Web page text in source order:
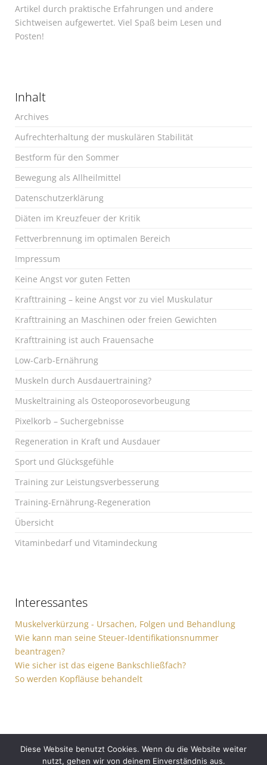
Artikel durch praktische Erfahrungen und andere
Sichtweisen aufgewertet. Viel Spaß beim Lesen und
Posten!
Inhalt
Archives
Aufrechterhaltung der muskulären Stabilität
Bestform für den Sommer
Bewegung als Allheilmittel
Datenschutzerklärung
Diäten im Kreuzfeuer der Kritik
Fettverbrennung im optimalen Bereich
Impressum
Keine Angst vor guten Fetten
Krafttraining – keine Angst vor zu viel Muskulatur
Krafttraining an Maschinen oder freien Gewichten
Krafttraining ist auch Frauensache
Low-Carb-Ernährung
Muskeln durch Ausdauertraining?
Muskeltraining als Osteoporosevorbeugung
Pixelkorb – Suchergebnisse
Regeneration in Kraft und Ausdauer
Sport und Glücksgefühle
Training zur Leistungsverbesserung
Training-Ernährung-Regeneration
Übersicht
Vitaminbedarf und Vitamindeckung
Interessantes
Muskelverkürzung - Ursachen, Folgen und Behandlung
Wie kann man seine Steuer-Identifikationsnummer
beantragen?
Wie sicher ist das eigene Bankschließfach?
So werden Kopfläuse behandelt
Diese Website benutzt Cookies. Wenn du die Website weiter
nutzt, gehen wir von deinem Einverständnis aus.